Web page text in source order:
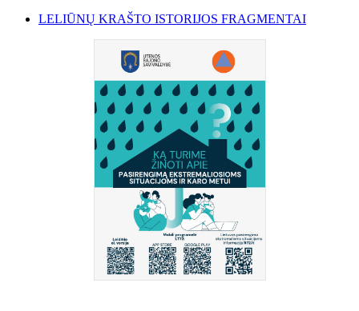
LELIŪNŲ KRAŠTO ISTORIJOS FRAGMENTAI